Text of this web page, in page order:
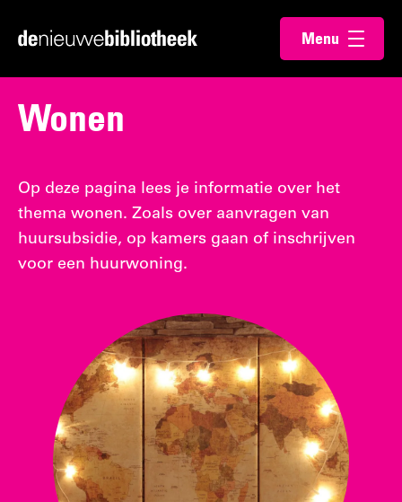
direct
content
direct
footer
Ga
homepagina
Menu
openen
Wonen
Op deze pagina lees je informatie over het
thema wonen. Zoals over aanvragen van
huursubsidie, op kamers gaan of inschrijven
voor een huurwoning.